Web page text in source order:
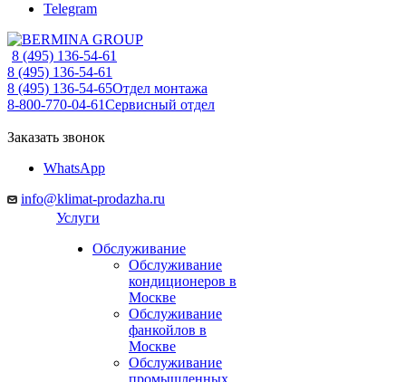
Telegram
8 (495) 136-54-61
8 (495) 136-54-61
8 (495) 136-54-65Отдел монтажа
8-800-770-04-61Сервисный отдел
Заказать звонок
WhatsApp
info@klimat-prodazha.ru
Услуги
Обслуживание
Обслуживание
кондиционеров в
Москве
Обслуживание
фанкойлов в
Москве
Обслуживание
промышленных